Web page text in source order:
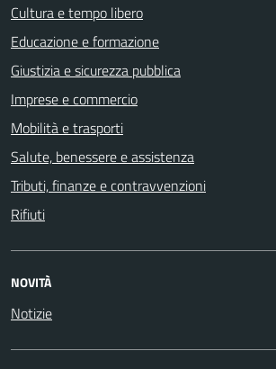
Cultura e tempo libero
Educazione e formazione
Giustizia e sicurezza pubblica
Imprese e commercio
Mobilità e trasporti
Salute, benessere e assistenza
Tributi, finanze e contravvenzioni
Rifiuti
NOVITÀ
Notizie